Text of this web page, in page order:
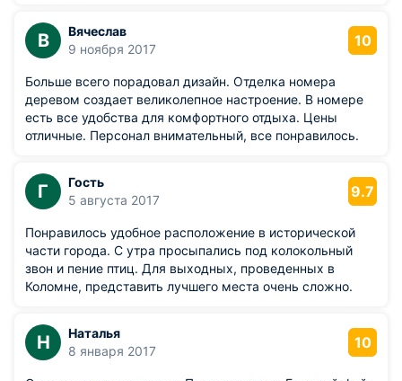
В
Вячеслав
9 ноября 2017
10
Больше всего порадовал дизайн. Отделка номера
деревом создает великолепное настроение. В номере
есть все удобства для комфортного отдыха. Цены
отличные. Персонал внимательный, все понравилось.
Г
Гость
5 августа 2017
9.7
Понравилось удобное расположение в исторической
части города. С утра просыпались под колокольный
звон и пение птиц. Для выходных, проведенных в
Коломне, представить лучшего места очень сложно.
Н
Наталья
8 января 2017
10